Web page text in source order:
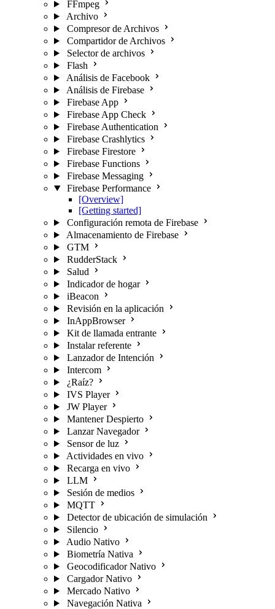
FFmpeg
Archivo
Compresor de Archivos
Compartidor de Archivos
Selector de archivos
Flash
Análisis de Facebook
Análisis de Firebase
Firebase App
Firebase App Check
Firebase Authentication
Firebase Crashlytics
Firebase Firestore
Firebase Functions
Firebase Messaging
Firebase Performance
[Overview]
[Getting started]
Configuración remota de Firebase
Almacenamiento de Firebase
GTM
RudderStack
Salud
Indicador de hogar
iBeacon
Revisión en la aplicación
InAppBrowser
Kit de llamada entrante
Instalar referente
Lanzador de Intención
Intercom
¿Raíz?
IVS Player
JW Player
Mantener Despierto
Lanzar Navegador
Sensor de luz
Actividades en vivo
Recarga en vivo
LLM
Sesión de medios
MQTT
Detector de ubicación de simulación
Silencio
Audio Nativo
Biometría Nativa
Geocodificador Nativo
Cargador Nativo
Mercado Nativo
Navegación Nativa